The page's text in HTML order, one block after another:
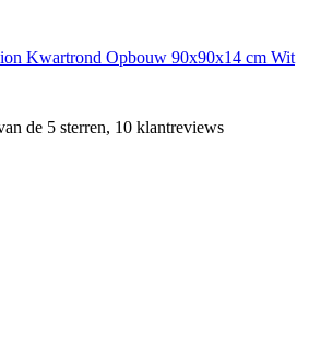
Kwartrond Opbouw 90x90x14 cm Wit
de 5 sterren, 10 klantreviews